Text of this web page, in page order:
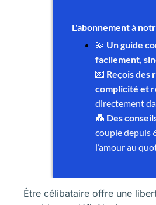
Être célibataire offre une